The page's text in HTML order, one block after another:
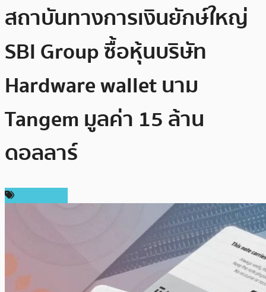
สถาบันทางการเงินยักษ์ใหญ่
SBI Group ซื้อหุ้นบริษัท
Hardware wallet นาม
Tangem มูลค่า 15 ล้าน
ดอลลาร์